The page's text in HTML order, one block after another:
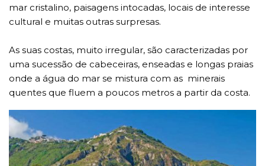
mar cristalino, paisagens intocadas, locais de interesse
cultural e muitas outras surpresas.
As suas costas, muito irregular, são caracterizadas por
uma sucessão de cabeceiras, enseadas e longas praias
onde a água do mar se mistura com as minerais
quentes que fluem a poucos metros a partir da costa.